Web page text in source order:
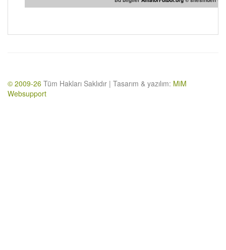
© 2009-26 Tüm Hakları Saklıdır | Tasarım & yazılım: MiM
Websupport